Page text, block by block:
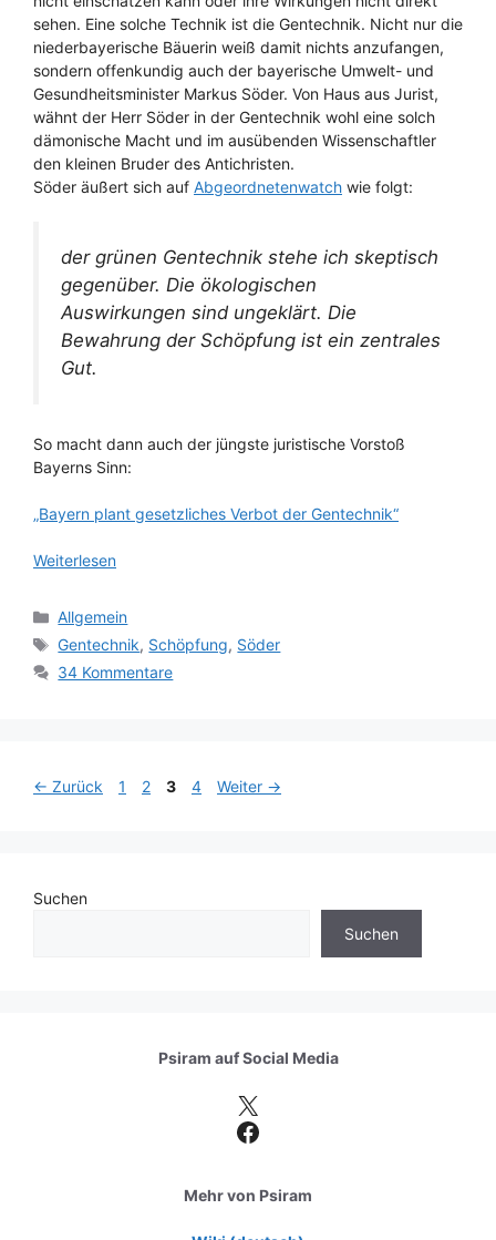
sehen. Eine solche Technik ist die Gentechnik. Nicht nur die
niederbayerische Bäuerin weiß damit nichts anzufangen,
sondern offenkundig auch der bayerische Umwelt- und
Gesundheitsminister Markus Söder. Von Haus aus Jurist,
wähnt der Herr Söder in der Gentechnik wohl eine solch
dämonische Macht und im ausübenden Wissenschaftler
den kleinen Bruder des Antichristen.
Söder äußert sich auf Abgeordnetenwatch wie folgt:
der grünen Gentechnik stehe ich skeptisch
gegenüber. Die ökologischen
Auswirkungen sind ungeklärt. Die
Bewahrung der Schöpfung ist ein zentrales
Gut.
So macht dann auch der jüngste juristische Vorstoß
Bayerns Sinn:
„Bayern plant gesetzliches Verbot der Gentechnik“
Weiterlesen
Kategorien
Allgemein
Schlagwörter
Gentechnik, Schöpfung, Söder
34 Kommentare
← Zurück Seite
1 Seite
2 Seite
3 Seite
4 Weiter →
Suchen
Suchen
Psiram aufSocial Media
X
Facebook
Mehr von Psiram